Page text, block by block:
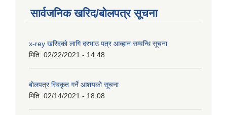
सार्वजनिक खरिद/बोलपत्र सूचना
x-rey खरिदकाे लागि दरभाउ पत्र आव्हान सम्वन्धि सूचना
मिति: 02/22/2021 - 14:48
बाेलपत्र स्विकृत गर्ने आशयकाे सूचना
मिति: 02/14/2021 - 18:08